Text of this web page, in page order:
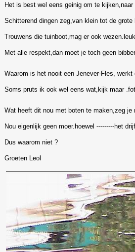
Het is best wel eens geinig om te
Schitterend dingen zeg,van klein tot de
Trouwens die tuinboot,mag er ook
Met alle respekt,dan moet je toch geen
Waarom is het nooit een Jenever-Fles,
Soms pruts ik ook wel eens wat,kijk maar
Wat heeft dit nou met boten te maken,zeg je
Nou eigenlijk geen moer.hoewel ---------het
Dus waarom niet ?
Groeten Leol